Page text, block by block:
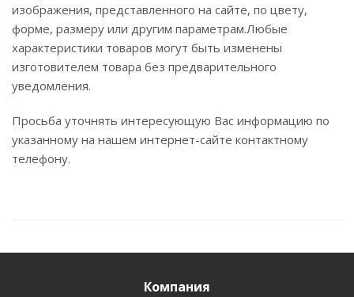
изображения, представленного на сайте, по цвету,
форме, размеру или другим параметрам.Любые
характеристики товаров могут быть изменены
изготовителем товара без предварительного
уведомления.
Просьба уточнять интересующую Вас информацию по
указанному на нашем интернет-сайте контактному
телефону.
Компания